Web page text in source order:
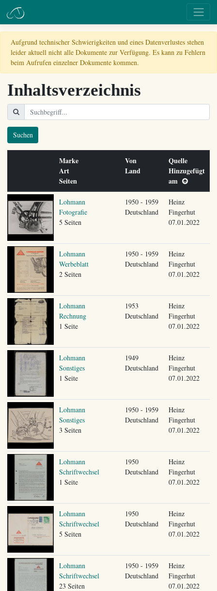
Aufgrund technischer Schwierigkeiten und eines Datenverlustes stehen
leider aktuell nicht alle Dokumente zur Verfügung. Es kann zu Fehlern
beim Aufrufen einzelner Dokumente kommen.
Inhaltsverzeichnis
Suchen
Marke
Art
Seiten
Von
Land
Quelle
Hinzugefügt
am
Lohmann
Fotografie
5 Seiten
1950 - 1959
Deutschland
Heinz
Fingerhut
07.01.2022
Lohmann
Werbeblatt
2 Seiten
1950 - 1959
Deutschland
Heinz
Fingerhut
07.01.2022
Lohmann
Rechnung
1 Seite
1953
Deutschland
Heinz
Fingerhut
07.01.2022
Lohmann
Sonstiges
1 Seite
1949
Deutschland
Heinz
Fingerhut
07.01.2022
Lohmann
Sonstiges
3 Seiten
1950 - 1959
Deutschland
Heinz
Fingerhut
07.01.2022
Lohmann
Schriftwechsel
1 Seite
1950
Deutschland
Heinz
Fingerhut
07.01.2022
Lohmann
Schriftwechsel
5 Seiten
1950
Deutschland
Heinz
Fingerhut
07.01.2022
Lohmann
Schriftwechsel
23 Seiten
1950 - 1959
Deutschland
Heinz
Fingerhut
07.01.2022